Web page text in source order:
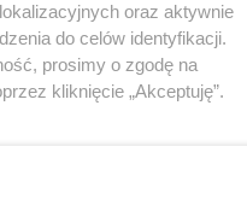
oraz aktywnie
do celów identyfikacji.
prosimy o zgodę na
kliknięcie „Akceptuję”.